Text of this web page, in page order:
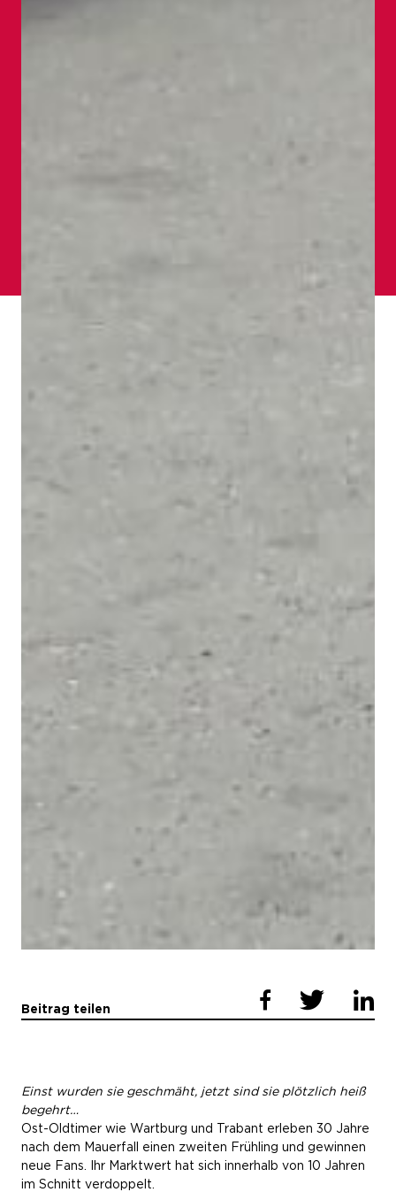
Beitrag teilen
Einst wurden sie geschmäht, jetzt sind sie plötzlich heiß
begehrt…
Ost-Oldtimer wie Wartburg und Trabant erleben 30 Jahre
nach dem Mauerfall einen zweiten Frühling und gewinnen
neue Fans. Ihr Marktwert hat sich innerhalb von 10 Jahren
im Schnitt verdoppelt.